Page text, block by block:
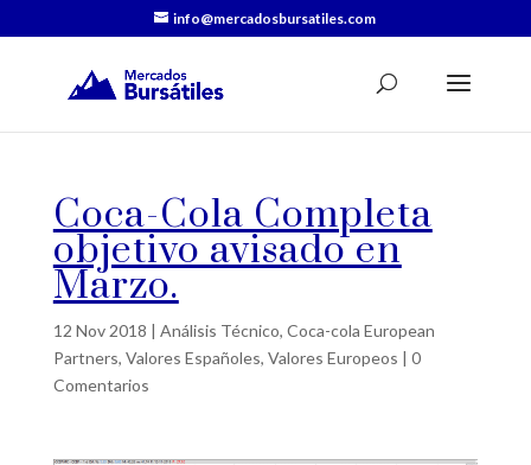
info@mercadosbursatiles.com
Coca-Cola Completa
objetivo avisado en
Marzo.
12 Nov 2018 | Análisis Técnico, Coca-cola European
Partners, Valores Españoles, Valores Europeos | 0
Comentarios